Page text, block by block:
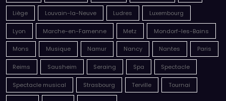
Liège Louvain-la-Neuve Ludres Luxembourg
Lyon Marche-en-Famenne Metz Mondorf-les-Bains
Mons Musique Namur Nancy Nantes Paris
Reims Sausheim Seraing Spa Spectacle
Spectacle musical Strasbourg Terville Tournai